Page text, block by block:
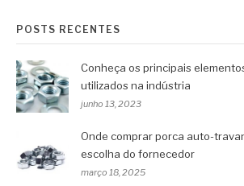
POSTS RECENTES
Conheça os principais
utilizados na indústria
junho 13, 2023
Onde comprar porca auto-
escolha do fornecedor
março 18, 2025